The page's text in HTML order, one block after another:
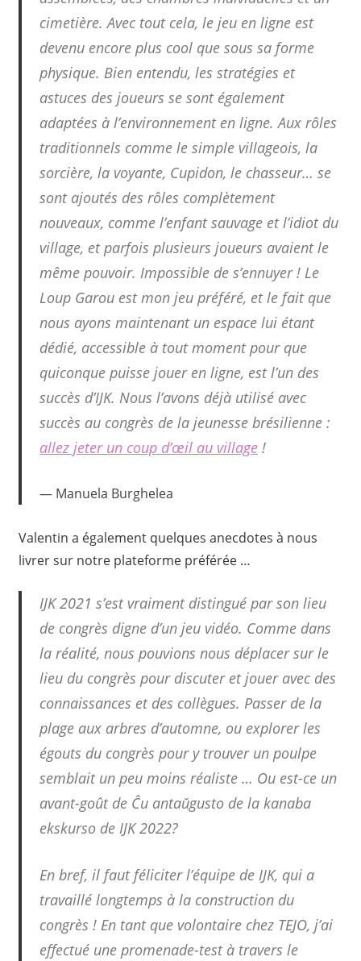
cimetière. Avec tout cela, le jeu en ligne est
devenu encore plus cool que sous sa forme
physique. Bien entendu, les stratégies et
astuces des joueurs se sont également
adaptées à l’environnement en ligne. Aux rôles
traditionnels comme le simple villageois, la
sorcière, la voyante, Cupidon, le chasseur… se
sont ajoutés des rôles complètement
nouveaux, comme l’enfant sauvage et l’idiot du
village, et parfois plusieurs joueurs avaient le
même pouvoir. Impossible de s’ennuyer ! Le
Loup Garou est mon jeu préféré, et le fait que
nous ayons maintenant un espace lui étant
dédié, accessible à tout moment pour que
quiconque puisse jouer en ligne, est l’un des
succès d’IJK. Nous l’avons déjà utilisé avec
succès au congrès de la jeunesse brésilienne :
allez jeter un coup d’œil au village !
Manuela Burghelea
Valentin a également quelques anecdotes à nous
livrer sur notre plateforme préférée …
IJK 2021 s’est vraiment distingué par son lieu
de congrès digne d’un jeu vidéo. Comme dans
la réalité, nous pouvions nous déplacer sur le
lieu du congrès pour discuter et jouer avec des
connaissances et des collègues. Passer de la
plage aux arbres d’automne, ou explorer les
égouts du congrès pour y trouver un poulpe
semblait un peu moins réaliste … Ou est-ce un
avant-goût de Ĉu antaŭgusto de la kanaba
ekskurso de IJK 2022?
En bref, il faut féliciter l’équipe de IJK, qui a
travaillé longtemps à la construction du
congrès ! En tant que volontaire chez TEJO, j’ai
effectué une promenade-test à travers le